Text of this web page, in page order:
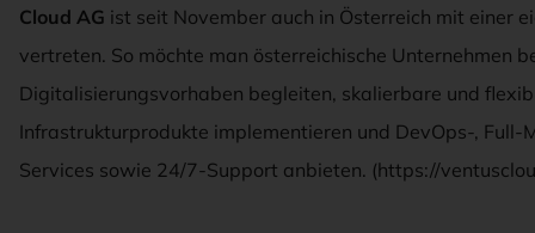
Cloud AG ist seit November auch in Österreich mit einer
vertreten. So möchte man österreichische Unternehmen
Digitalisierungsvorhaben begleiten, skalierbare und
Infrastrukturprodukte implementieren und DevOps-, Full-
Services sowie 24/7-Support anbieten. (https://